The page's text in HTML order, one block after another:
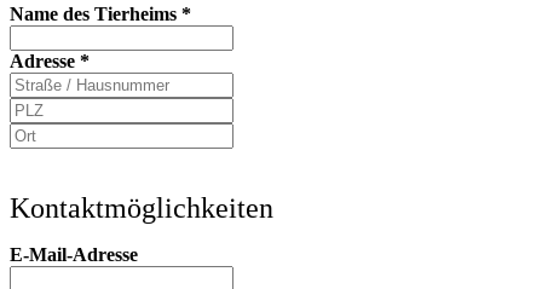
Name des Tierheims *
Adresse *
Kontaktmöglichkeiten
E-Mail-Adresse